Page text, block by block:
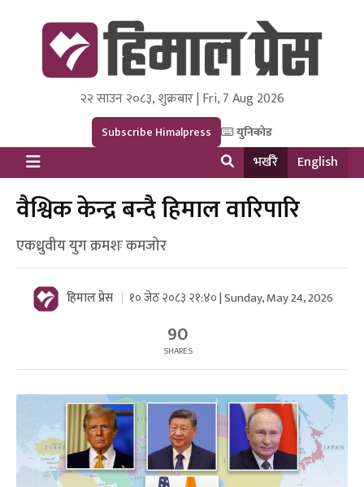
Himal Press
Dot NewsyNepal Media and Research Pvt Ltd.
२२ साउन २०८३, शुक्रबार | Fri, 7 Aug 2026
Subscribe Himalpress युनिकोड
भर्खरै English
वैश्विक केन्द्र बन्दै हिमाल वारिपारि
एकध्रुवीय युग क्रमशः कमजोर
हिमाल प्रेस १० जेठ २०८३ २१:४० | Sunday, May 24, 2026
90
SHARES